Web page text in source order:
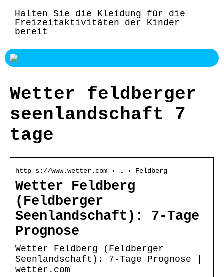
Halten Sie die Kleidung für die
Freizeitaktivitäten der Kinder
bereit
Wetter feldberger
seenlandschaft 7
tage
http s://www.wetter.com › … › Feldberg
Wetter Feldberg
(Feldberger
Seenlandschaft): 7-Tage
Prognose
Wetter Feldberg (Feldberger
Seenlandschaft): 7-Tage Prognose |
wetter.com